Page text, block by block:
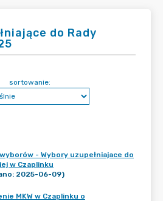
do Rady
sortowanie:
- Wybory uzupełniajace do
w Czaplinku
2025-06-09)
MKW w Czaplinku o